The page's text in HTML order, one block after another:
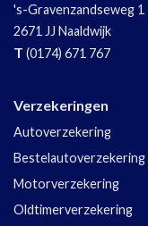
's-Gravenzandseweg 1
2671 JJ Naaldwijk
T (0174) 671 767
Verzekeringen
Autoverzekering
Bestelautoverzekering
Motorverzekering
Oldtimerverzekering